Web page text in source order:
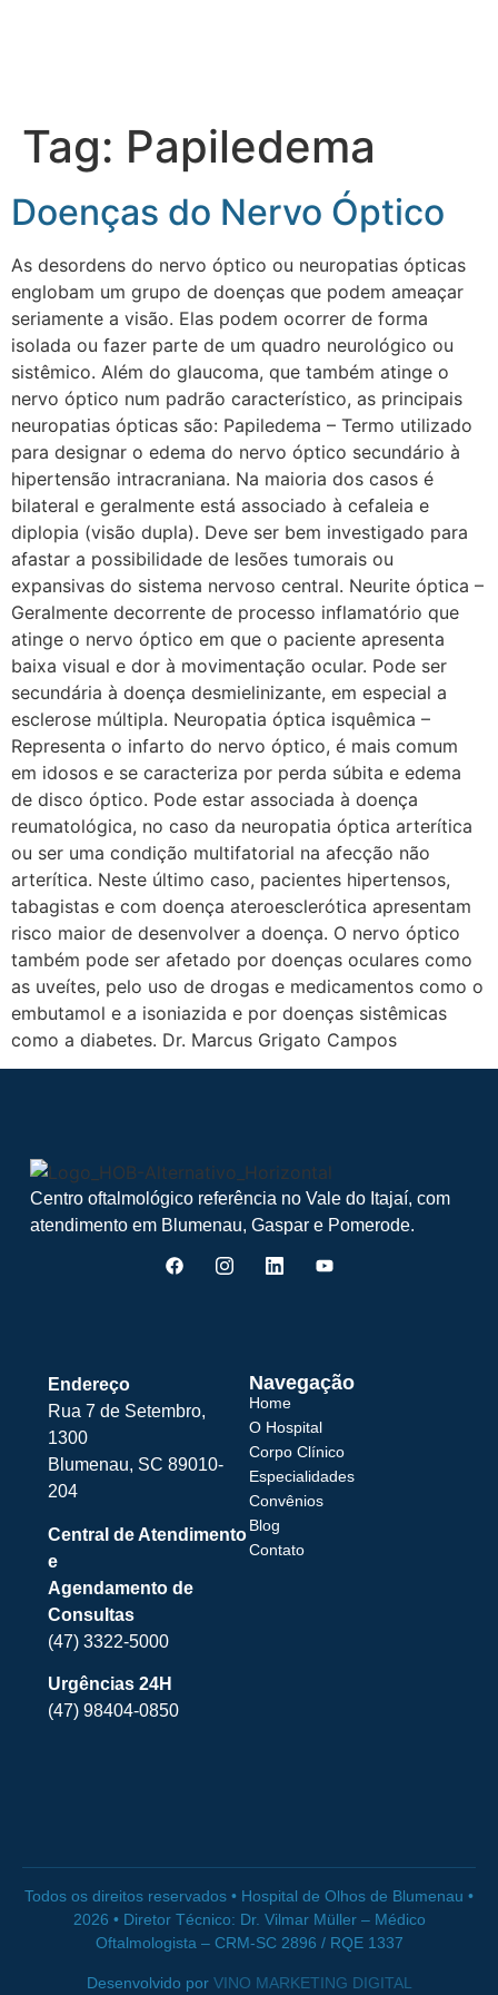
Tag: Papiledema
Doenças do Nervo Óptico
As desordens do nervo óptico ou neuropatias ópticas
englobam um grupo de doenças que podem ameaçar
seriamente a visão. Elas podem ocorrer de forma
isolada ou fazer parte de um quadro neurológico ou
sistêmico. Além do glaucoma, que também atinge o
nervo óptico num padrão característico, as principais
neuropatias ópticas são: Papiledema – Termo utilizado
para designar o edema do nervo óptico secundário à
hipertensão intracraniana. Na maioria dos casos é
bilateral e geralmente está associado à cefaleia e
diplopia (visão dupla). Deve ser bem investigado para
afastar a possibilidade de lesões tumorais ou
expansivas do sistema nervoso central. Neurite óptica –
Geralmente decorrente de processo inflamatório que
atinge o nervo óptico em que o paciente apresenta
baixa visual e dor à movimentação ocular. Pode ser
secundária à doença desmielinizante, em especial a
esclerose múltipla. Neuropatia óptica isquêmica –
Representa o infarto do nervo óptico, é mais comum
em idosos e se caracteriza por perda súbita e edema
de disco óptico. Pode estar associada à doença
reumatológica, no caso da neuropatia óptica arterítica
ou ser uma condição multifatorial na afecção não
arterítica. Neste último caso, pacientes hipertensos,
tabagistas e com doença ateroesclerótica apresentam
risco maior de desenvolver a doença. O nervo óptico
também pode ser afetado por doenças oculares como
as uveítes, pelo uso de drogas e medicamentos como o
embutamol e a isoniazida e por doenças sistêmicas
como a diabetes. Dr. Marcus Grigato Campos
Centro oftalmológico referência no Vale do Itajaí, com
atendimento em Blumenau, Gaspar e Pomerode.
Endereço
Rua 7 de Setembro,
1300
Blumenau, SC 89010-
204
Central de Atendimento
e
Agendamento de
Consultas
(47) 3322-5000
Urgências 24H
(47) 98404-0850
Navegação
Home
O Hospital
Corpo Clínico
Especialidades
Convênios
Blog
Contato
Todos os direitos reservados • Hospital de Olhos de Blumenau •
2026 • Diretor Técnico: Dr. Vilmar Müller – Médico
Oftalmologista – CRM-SC 2896 / RQE 1337
Desenvolvido por VINO MARKETING DIGITAL